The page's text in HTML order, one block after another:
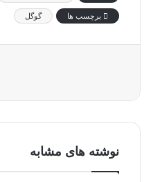
برچسب ها گوگل
نوشته های مشابه